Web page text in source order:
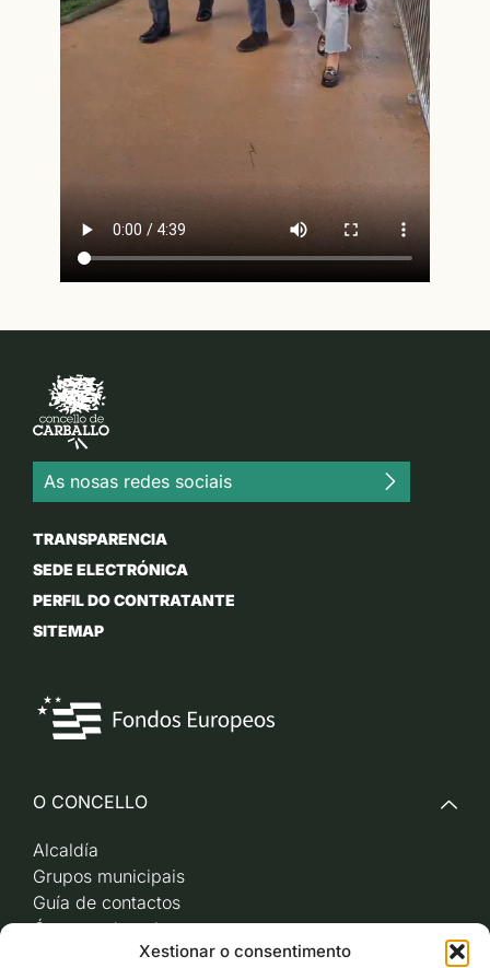
Xestionar o consentimento
As nosas redes sociais
TRANSPARENCIA
SEDE ELECTRÓNICA
PERFIL DO CONTRATANTE
SITEMAP
O CONCELLO
Alcaldía
Grupos municipais
Guía de contactos
Órganos de goberno
Acceso a videoactas